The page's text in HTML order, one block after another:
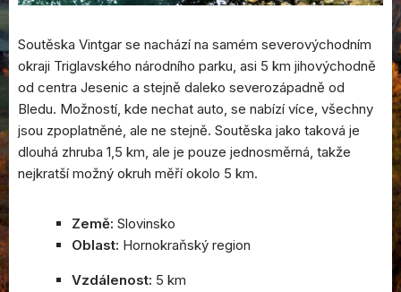
Soutěska Vintgar se nachází na samém severovýchodním
okraji Triglavského národního parku, asi 5 km jihovýchodně
od centra Jesenic a stejně daleko severozápadně od
Bledu. Možností, kde nechat auto, se nabízí více, všechny
jsou zpoplatněné, ale ne stejně. Soutěska jako taková je
dlouhá zhruba 1,5 km, ale je pouze jednosměrná, takže
nejkratší možný okruh měří okolo 5 km.
Země: Slovinsko
Oblast: Hornokraňský region
Vzdálenost: 5 km